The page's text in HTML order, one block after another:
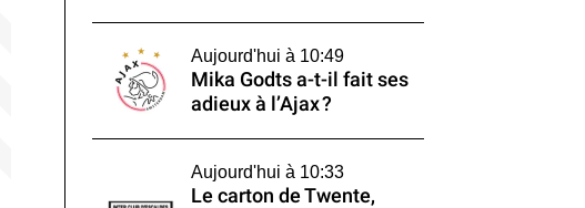
Aujourd'hui à 10:49
Mika Godts a-t-il fait ses
adieux à l’Ajax ?
Aujourd'hui à 10:33
Le carton de Twente,